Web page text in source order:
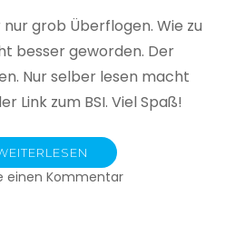
grob Überflogen. Wie zu
besser geworden. Der
Nur selber lesen macht
Link zum BSI. Viel Spaß!
einen Kommentarzu